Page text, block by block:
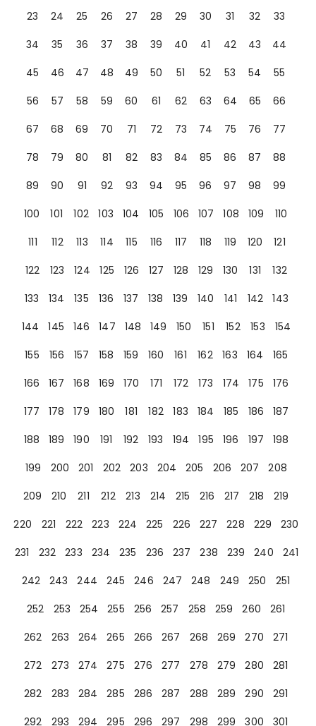
23
24 25 26 27 28 29 30 31 32
33
34
35 36 37 38 39 40 41 42 43
44
45
46 47 48 49 50 51 52 53 54
55
56
57 58 59 60 61 62 63 64 65
66
67
68 69 70 71 72 73 74 75 76
77
78
79 80 81 82 83 84 85 86 87
88
89
90 91 92 93 94 95 96 97 98
99
100
101 102 103 104 105 106 107 108 109
110
111
112 113 114 115 116 117 118 119 120
121
122
123 124 125 126 127 128 129 130 131
132
133
134 135 136 137 138 139 140 141 142
143
144
145 146 147 148 149 150 151 152 153
154
155
156 157 158 159 160 161 162 163 164
165
166
167 168 169 170 171 172 173 174 175
176
177
178 179 180 181 182 183 184 185 186
187
188
189 190 191 192 193 194 195 196 197
198
199
200 201 202 203 204 205 206 207
208
209
210 211 212 213 214 215 216 217 218
219
220
221 222 223 224 225 226 227 228 229
230
231
232 233 234 235 236 237 238 239 240
241
242
243 244 245 246 247 248 249 250
251
252
253 254 255 256 257 258 259 260
261
262
263 264 265 266 267 268 269 270
271
272
273 274 275 276 277 278 279 280
281
282
283 284 285 286 287 288 289 290
291
292
293 294 295 296 297 298 299 300 301